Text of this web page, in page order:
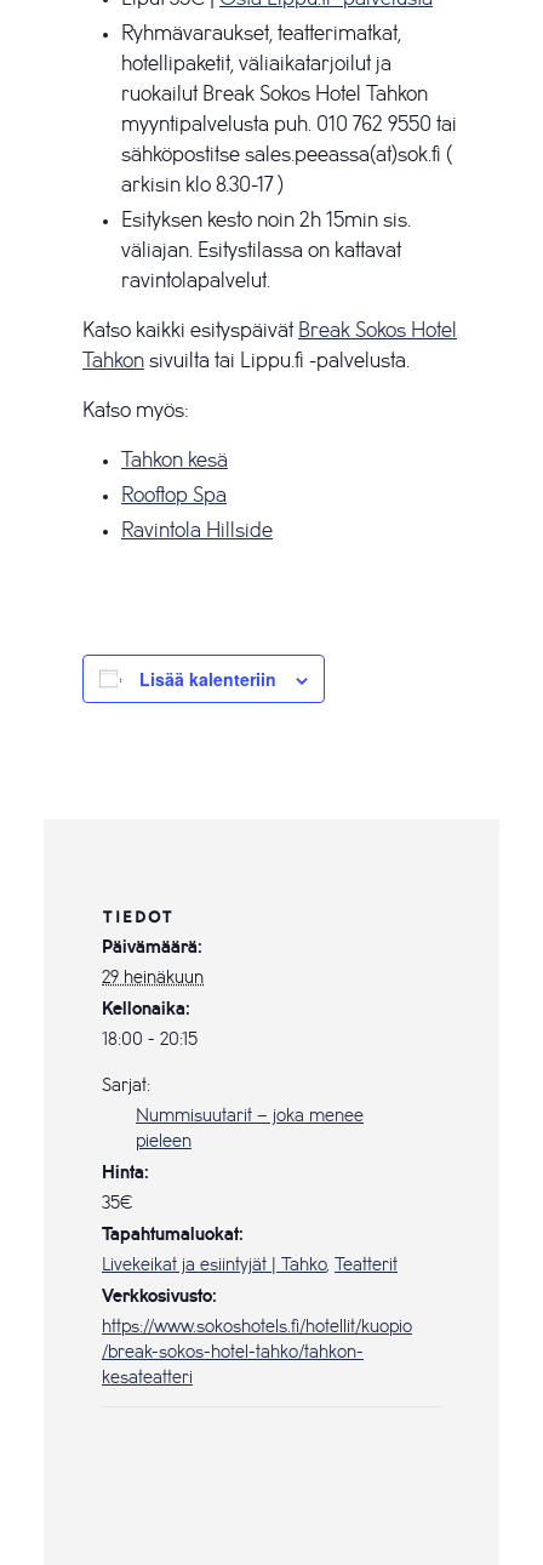
Ryhmävaraukset, teatterimatkat,
hotellipaketit, väliaikatarjoilut ja
ruokailut Break Sokos Hotel Tahkon
myyntipalvelusta puh. 010 762 9550 tai
sähköpostitse sales.peeassa(at)sok.fi (
arkisin klo 8.30-17 )
Esityksen kesto noin 2h 15min sis.
väliajan. Esitystilassa on kattavat
ravintolapalvelut.
Katso kaikki esityspäivät Break Sokos Hotel
Tahkon sivuilta tai Lippu.fi -palvelusta.
Katso myös:
Tahkon kesä
Rooftop Spa
Ravintola Hillside
Lisää kalenteriin
TIEDOT
Päivämäärä:
29 heinäkuun
Kellonaika:
18:00 - 20:15
Sarjat:
Nummisuutarit – joka menee
pieleen
Hinta:
35€
Tapahtumaluokat:
Livekeikat ja esiintyjät | Tahko,
Teatterit
Verkkosivusto:
https://www.sokoshotels.fi/hotellit/kuopio
/break-sokos-hotel-tahko/tahkon-
kesateatteri